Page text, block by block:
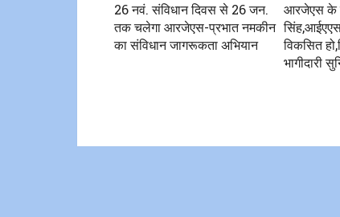
26 नवं. संविधान दिवस से 26 जन.
तक चलेगा आरजेएस-प्रभात नमकीन
का संविधान जागरूकता अभियान
आरजेएस के
विकसित
भागीदारी